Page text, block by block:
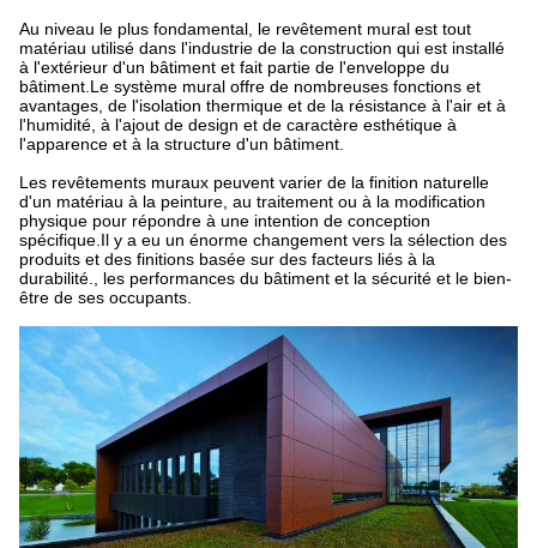
Au niveau le plus fondamental, le revêtement mural est tout
matériau utilisé dans l'industrie de la construction qui est installé
à l'extérieur d'un bâtiment et fait partie de l'enveloppe du
bâtiment.Le système mural offre de nombreuses fonctions et
avantages, de l'isolation thermique et de la résistance à l'air et à
l'humidité, à l'ajout de design et de caractère esthétique à
l'apparence et à la structure d'un bâtiment.
Les revêtements muraux peuvent varier de la finition naturelle
d'un matériau à la peinture, au traitement ou à la modification
physique pour répondre à une intention de conception
spécifique.Il y a eu un énorme changement vers la sélection des
produits et des finitions basée sur des facteurs liés à la
durabilité., les performances du bâtiment et la sécurité et le bien-
être de ses occupants.